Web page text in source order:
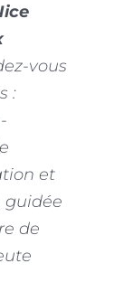
vous
:
et
guidée
de